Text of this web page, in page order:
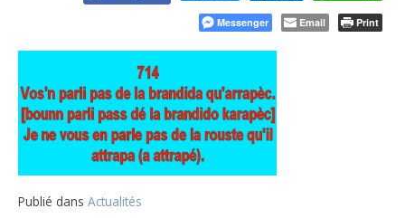
Messenger Email Print
Publié dans Actualités